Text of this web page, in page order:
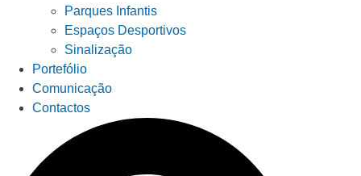
Parques Infantis
Espaços Desportivos
Sinalização
Portefólio
Comunicação
Contactos